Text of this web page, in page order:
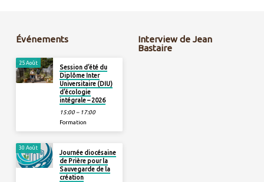
Événements
25 Août
Session d’été du
Diplôme Inter
Universitaire (DIU)
d’écologie
intégrale – 2026
15:00 – 17:00
Formation
30 Août
Journée diocésaine
de Prière pour la
Sauvegarde de la
création
Interview de Jean
Bastaire